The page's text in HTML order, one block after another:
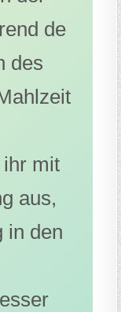
de
des
mit
aus,
in den